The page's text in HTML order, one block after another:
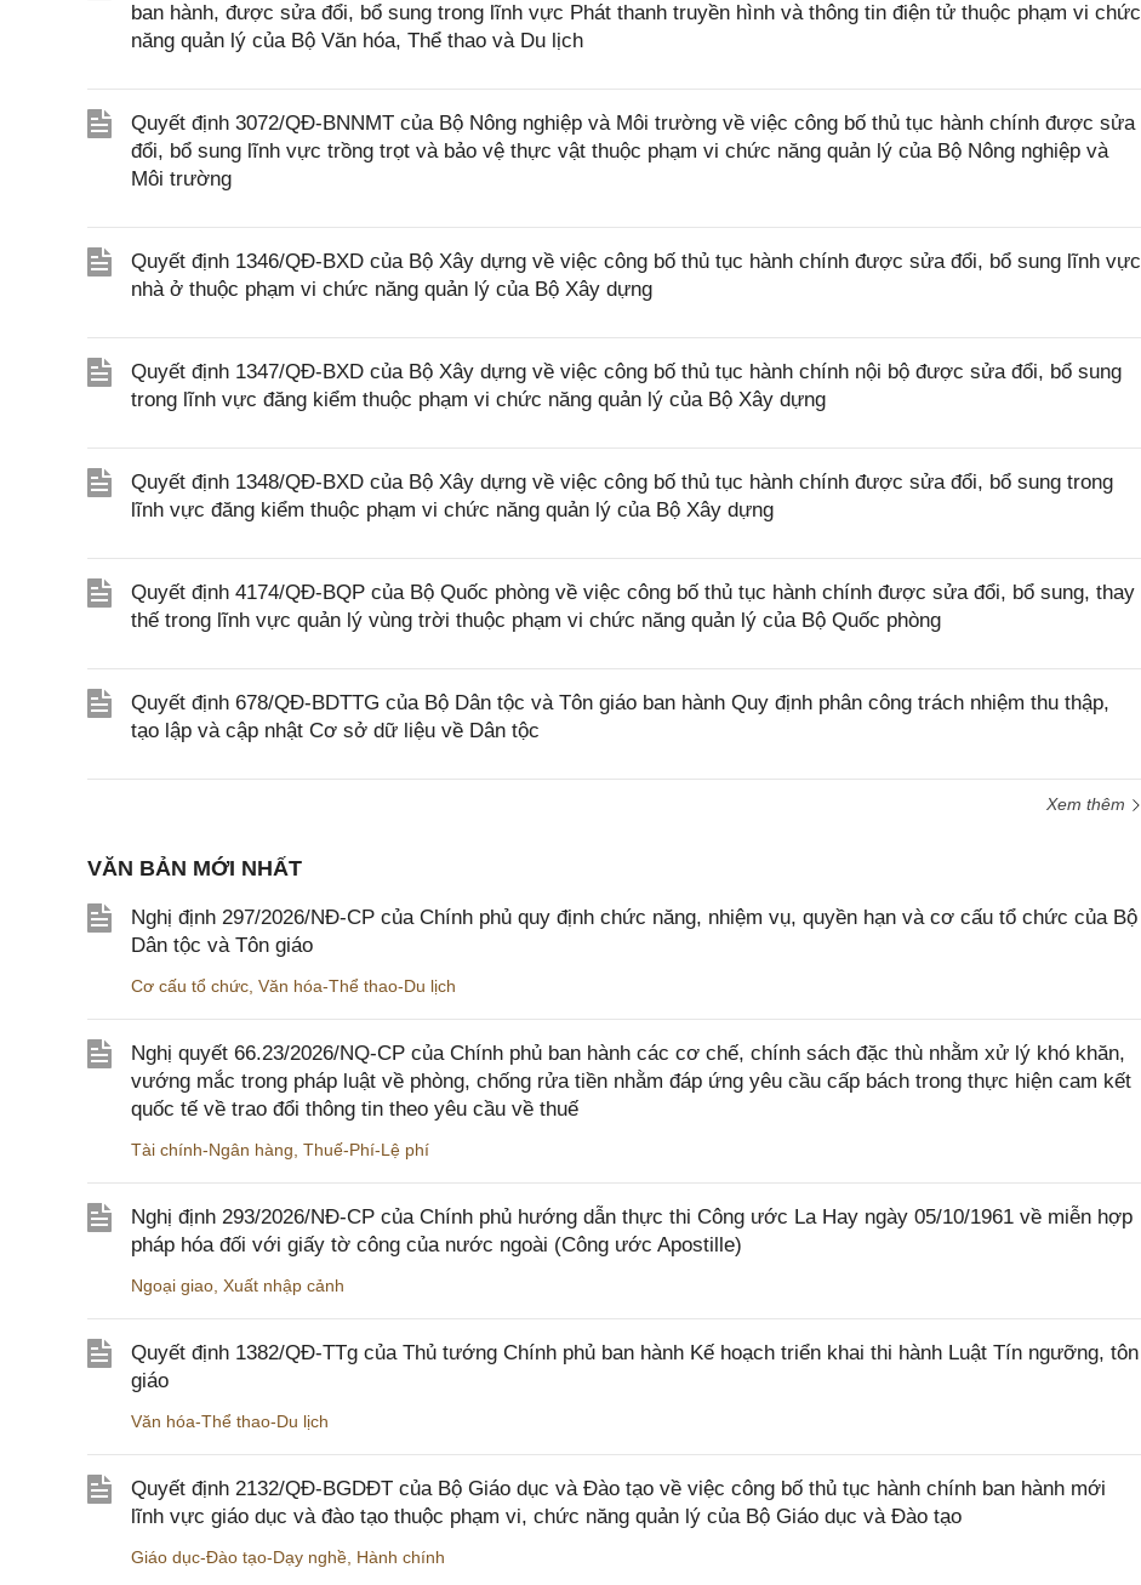
ban hành, được sửa đổi, bổ sung trong lĩnh vực Phát thanh truyền hình và thông tin điện tử thuộc phạm vi chức
năng quản lý của Bộ Văn hóa, Thể thao và Du lịch
Quyết định 3072/QĐ-BNNMT của Bộ Nông nghiệp và Môi trường về việc công bố thủ tục hành chính được sửa
đổi, bổ sung lĩnh vực trồng trọt và bảo vệ thực vật thuộc phạm vi chức năng quản lý của Bộ Nông nghiệp và
Môi trường
Quyết định 1346/QĐ-BXD của Bộ Xây dựng về việc công bố thủ tục hành chính được sửa đổi, bổ sung lĩnh vực
nhà ở thuộc phạm vi chức năng quản lý của Bộ Xây dựng
Quyết định 1347/QĐ-BXD của Bộ Xây dựng về việc công bố thủ tục hành chính nội bộ được sửa đổi, bổ sung
trong lĩnh vực đăng kiểm thuộc phạm vi chức năng quản lý của Bộ Xây dựng
Quyết định 1348/QĐ-BXD của Bộ Xây dựng về việc công bố thủ tục hành chính được sửa đổi, bổ sung trong
lĩnh vực đăng kiểm thuộc phạm vi chức năng quản lý của Bộ Xây dựng
Quyết định 4174/QĐ-BQP của Bộ Quốc phòng về việc công bố thủ tục hành chính được sửa đổi, bổ sung, thay
thế trong lĩnh vực quản lý vùng trời thuộc phạm vi chức năng quản lý của Bộ Quốc phòng
Quyết định 678/QĐ-BDTTG của Bộ Dân tộc và Tôn giáo ban hành Quy định phân công trách nhiệm thu thập,
tạo lập và cập nhật Cơ sở dữ liệu về Dân tộc
Xem thêm
VĂN BẢN MỚI NHẤT
Nghị định 297/2026/NĐ-CP của Chính phủ quy định chức năng, nhiệm vụ, quyền hạn và cơ cấu tổ chức của Bộ
Dân tộc và Tôn giáo
Cơ cấu tổ chức Văn hóa-Thể thao-Du lịch
Nghị quyết 66.23/2026/NQ-CP của Chính phủ ban hành các cơ chế, chính sách đặc thù nhằm xử lý khó khăn,
vướng mắc trong pháp luật về phòng, chống rửa tiền nhằm đáp ứng yêu cầu cấp bách trong thực hiện cam kết
quốc tế về trao đổi thông tin theo yêu cầu về thuế
Tài chính-Ngân hàng Thuế-Phí-Lệ phí
Nghị định 293/2026/NĐ-CP của Chính phủ hướng dẫn thực thi Công ước La Hay ngày 05/10/1961 về miễn hợp
pháp hóa đối với giấy tờ công của nước ngoài (Công ước Apostille)
Ngoại giao Xuất nhập cảnh
Quyết định 1382/QĐ-TTg của Thủ tướng Chính phủ ban hành Kế hoạch triển khai thi hành Luật Tín ngưỡng, tôn
giáo
Văn hóa-Thể thao-Du lịch
Quyết định 2132/QĐ-BGDĐT của Bộ Giáo dục và Đào tạo về việc công bố thủ tục hành chính ban hành mới
lĩnh vực giáo dục và đào tạo thuộc phạm vi, chức năng quản lý của Bộ Giáo dục và Đào tạo
Giáo dục-Đào tạo-Dạy nghề Hành chính